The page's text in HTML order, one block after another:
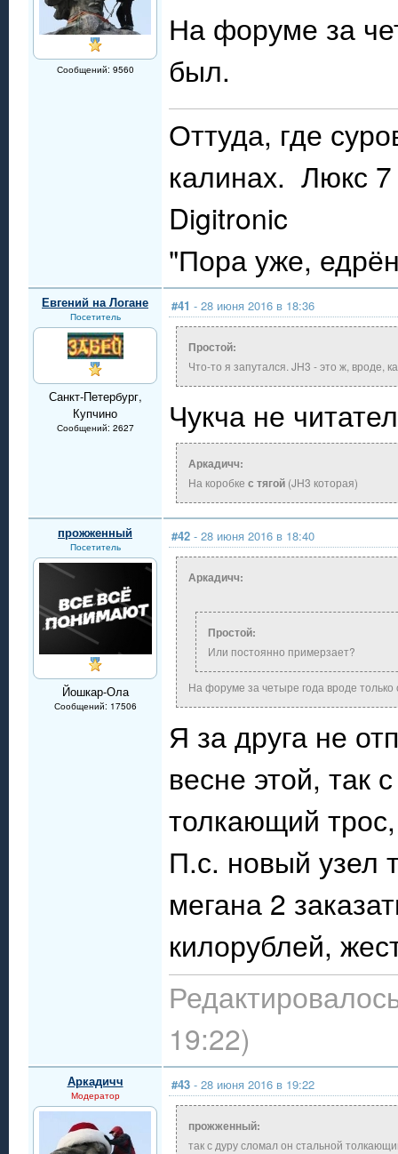
Сообщений: 9560
На форуме за
был.
Оттуда, где
калинах. Люкс
Digitronic
"Пора уже,
Евгений на Логане
Посетитель
Санкт-Петербург,
Купчино
Сообщений: 2627
#41 - 28 июня 2016 в 18:36
Простой:
Что-то я запутался. JH3 - это ж, вроде,
Чукча не
Аркадичч:
На коробке с тягой (JH3 которая)
прожженный
Посетитель
Йошкар-Ола
Сообщений: 17506
#42 - 28 июня 2016 в 18:40
Аркадичч:
Простой:
Или постоянно примерзает?
На форуме за четыре года вроде
Я за друга не
весне этой, так
толкающий
П.с. новый узел
мегана 2
килорублей,
19:22)
Аркадичч
Модератор
#43 - 28 июня 2016 в 19:22
прожженный:
так с дуру сломал он стальной